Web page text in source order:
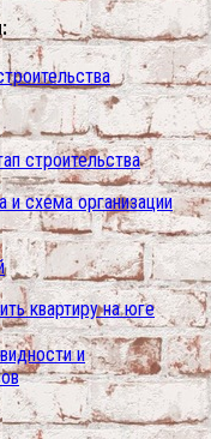
строительства
и схема организации
квартиру на юге
и